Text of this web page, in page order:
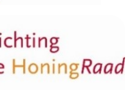
Donatieplatformen